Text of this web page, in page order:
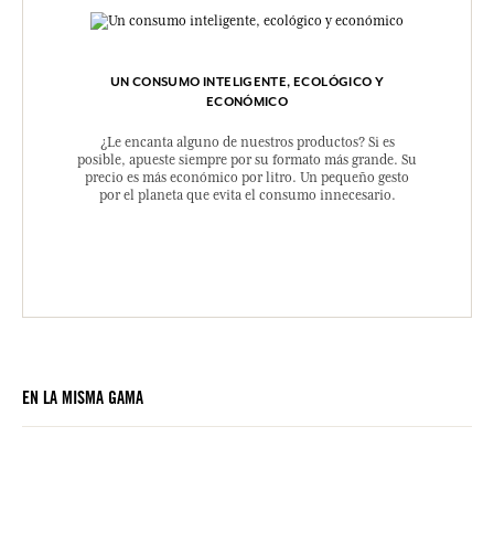
UN CONSUMO INTELIGENTE, ECOLÓGICO Y
ECONÓMICO
¿Le encanta alguno de nuestros productos? Si es
posible, apueste siempre por su formato más grande. Su
precio es más económico por litro. Un pequeño gesto
por el planeta que evita el consumo innecesario.
EN LA MISMA GAMA